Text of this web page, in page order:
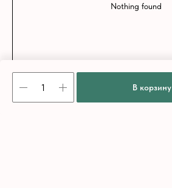
В корзину
Nothing found